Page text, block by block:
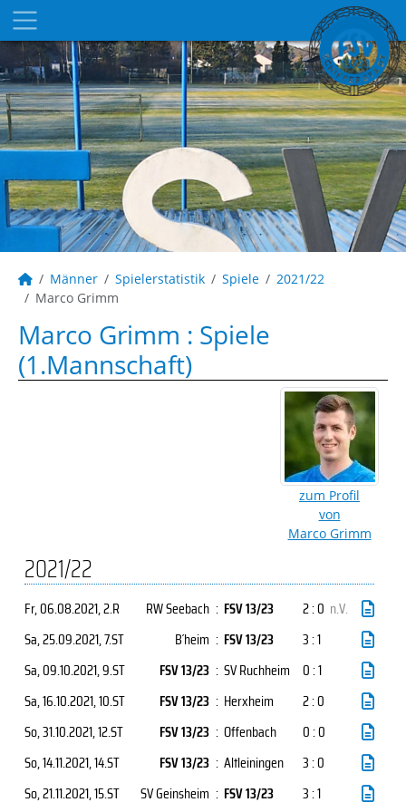
Männer Spielerstatistik Spiele
2021/22
Marco Grimm
Marco Grimm : Spiele
(1.Mannschaft)
zum Profil
von
Marco Grimm
2021/22
Fr, 06.08.2021, 2.R RW Seebach : FSV 13/23 2 : 0 n.V.
Sa, 25.09.2021, 7.ST B´heim : FSV 13/23
3 : 1
Sa, 09.10.2021, 9.ST FSV 13/23 : SV Ruchheim 0 : 1
Sa, 16.10.2021, 10.ST FSV 13/23 : Herxheim
2 : 0
So, 31.10.2021, 12.ST FSV 13/23 : Offenbach
0 : 0
So, 14.11.2021, 14.ST FSV 13/23 : Altleiningen
3 : 0
So, 21.11.2021, 15.ST SV Geinsheim : FSV 13/23 3 : 1